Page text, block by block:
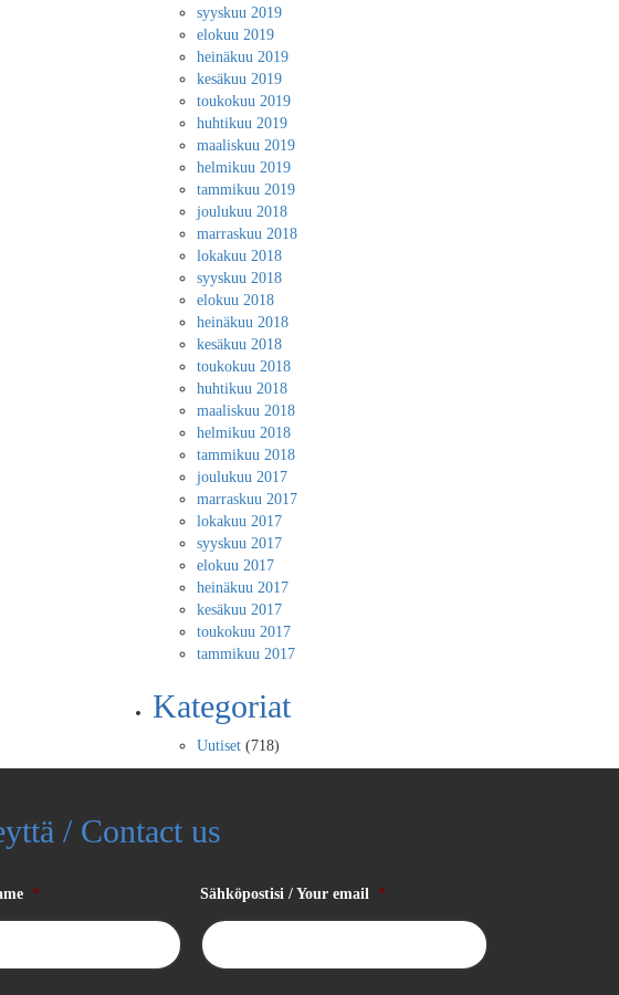
syyskuu 2019
elokuu 2019
heinäkuu 2019
kesäkuu 2019
toukokuu 2019
huhtikuu 2019
maaliskuu 2019
helmikuu 2019
tammikuu 2019
joulukuu 2018
marraskuu 2018
lokakuu 2018
syyskuu 2018
elokuu 2018
heinäkuu 2018
kesäkuu 2018
toukokuu 2018
huhtikuu 2018
maaliskuu 2018
helmikuu 2018
tammikuu 2018
joulukuu 2017
marraskuu 2017
lokakuu 2017
syyskuu 2017
elokuu 2017
heinäkuu 2017
kesäkuu 2017
toukokuu 2017
tammikuu 2017
Kategoriat
Uutiset (718)
/ Contact us
* Sähköpostisi / Your email *